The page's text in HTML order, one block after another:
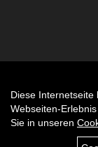
Diese
Webseiten-
Sie in unseren